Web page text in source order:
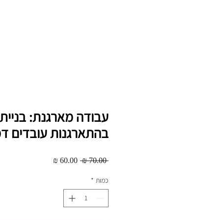
עבודה מארגנת:
בהתארגנות עובדים
‏70.00 ‏₪
מחיר
כמות *